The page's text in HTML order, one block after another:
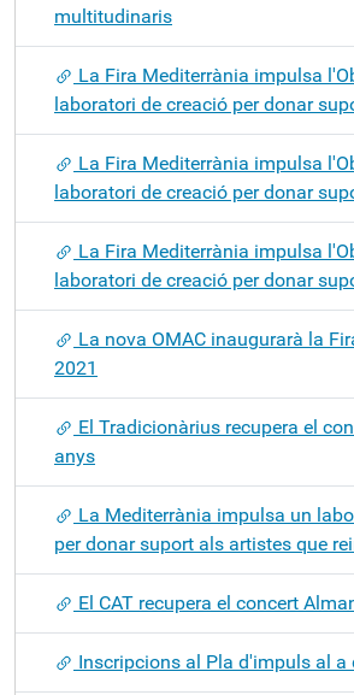
multitudinaris
La Fira Mediterrània impulsa
laboratori de creació per donar
La Fira Mediterrània impulsa
laboratori de creació per donar
La Fira Mediterrània impulsa
laboratori de creació per donar
La nova OMAC inaugurarà la
2021
El Tradicionàrius recupera el
anys
La Mediterrània impulsa un
per donar suport als artistes que
El CAT recupera el concert
Inscripcions al Pla d'impuls al a